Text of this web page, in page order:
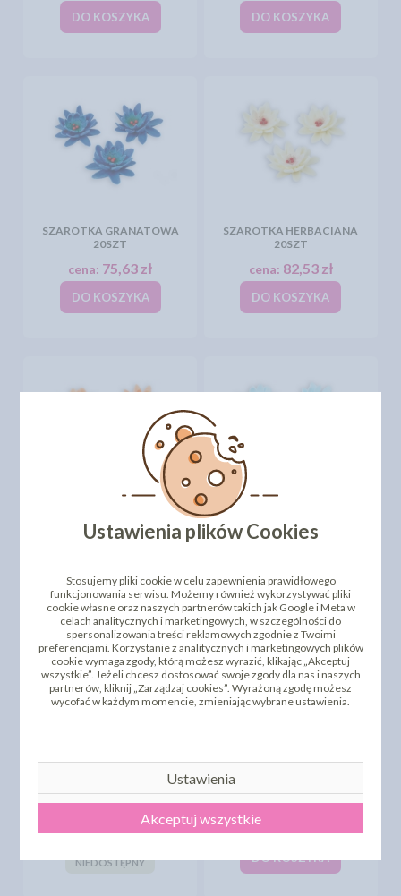
DO KOSZYKA DO KOSZYKA
SZAROTKA GRANATOWA
20SZT
cena: 75,63 zł
DO KOSZYKA
SZAROTKA HERBACIANA
20SZT
cena: 82,53 zł
DO KOSZYKA
SZAROTKA ŁOSOSIOWA
20SZT
DO KOSZYKA
SZAROTKA NIEBIESKA
20SZT
DO KOSZYKA
SZAROTKA PISTACJOWA
20SZT
75,63 zł
NIEDOSTĘPNY
SZAROTKA
POMARAŃCZOWA 20SZT
cena:
DO KOSZYKA
Ustawienia plików Cookies
Stosujemy pliki cookie w celu zapewnienia prawidłowego
funkcjonowania serwisu. Możemy również wykorzystywać pliki
cookie własne oraz naszych partnerów takich jak Google i Meta w
celach analitycznych i marketingowych, w szczególności do
spersonalizowania treści reklamowych zgodnie z Twoimi
preferencjami. Korzystanie z analitycznych i marketingowych plików
cookie wymaga zgody, którą możesz wyrazić, klikając „Akceptuj
wszystkie”. Jeżeli chcesz dostosować swoje zgody dla nas i naszych
partnerów, kliknij „Zarządzaj cookies”. Wyrażoną zgodę możesz
wycofać w każdym momencie, zmieniając wybrane ustawienia.
Ustawienia
Akceptuj wszystkie